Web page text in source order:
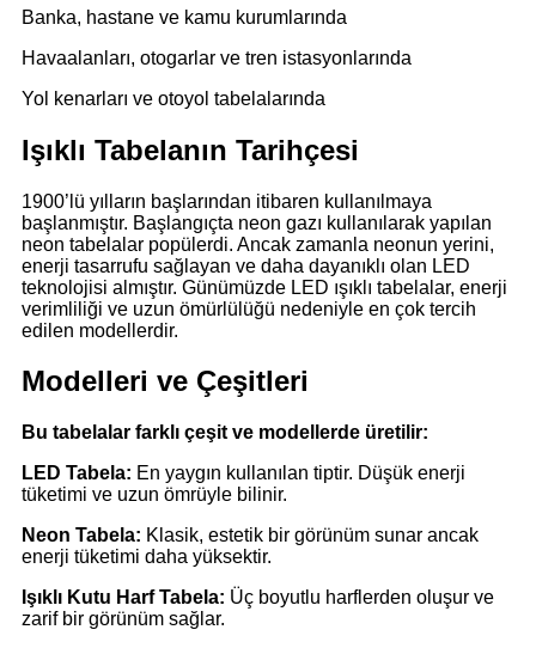
Banka, hastane ve kamu kurumlarında
Havaalanları, otogarlar ve tren istasyonlarında
Yol kenarları ve otoyol tabelalarında
Işıklı Tabelanın Tarihçesi
1900’lü yılların başlarından itibaren kullanılmaya
başlanmıştır. Başlangıçta neon gazı kullanılarak yapılan
neon tabelalar popülerdi. Ancak zamanla neonun yerini,
enerji tasarrufu sağlayan ve daha dayanıklı olan LED
teknolojisi almıştır. Günümüzde LED ışıklı tabelalar, enerji
verimliliği ve uzun ömürlülüğü nedeniyle en çok tercih
edilen modellerdir.
Modelleri ve Çeşitleri
Bu tabelalar farklı çeşit ve modellerde üretilir:
LED Tabela: En yaygın kullanılan tiptir. Düşük enerji
tüketimi ve uzun ömrüyle bilinir.
Neon Tabela: Klasik, estetik bir görünüm sunar ancak
enerji tüketimi daha yüksektir.
Işıklı Kutu Harf Tabela: Üç boyutlu harflerden oluşur ve
zarif bir görünüm sağlar.